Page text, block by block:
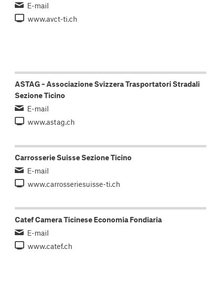
E-mail
www.avct-ti.ch
ASTAG – Associazione Svizzera Trasportatori Stradali
Sezione Ticino
E-mail
www.astag.ch
Carrosserie Suisse Sezione Ticino
E-mail
www.carrosseriesuisse-ti.ch
Catef Camera Ticinese Economia Fondiaria
E-mail
www.catef.ch